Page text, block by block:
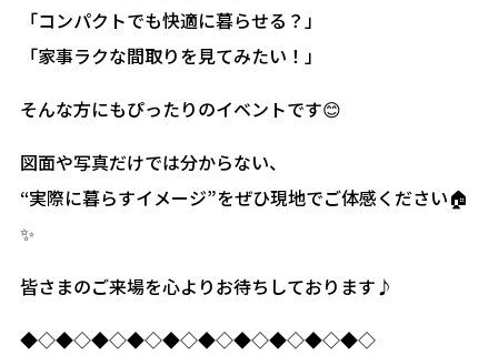
「コンパクトでも快適に暮らせる？」
「家事ラクな間取りを見てみたい！」
そんな方にもぴったりのイベントです😊
図面や写真だけでは分からない、
“実際に暮らすイメージ”をぜひ現地でご体感ください🏠
✨
皆さまのご来場を心よりお待ちしております♪
◆◇◆◇◆◇◆◇◆◇◆◇◆◇◆◇◆◇◆◇